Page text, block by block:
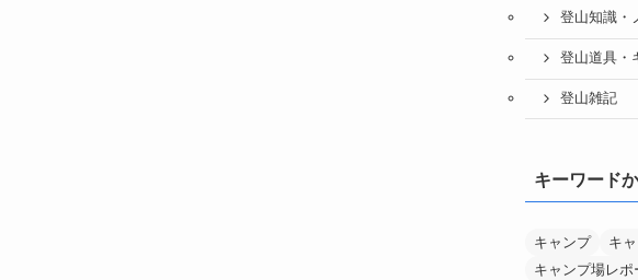
登山知識・
登山道具・
登山雑記
キーワード
キャンプ キ
キャンプ場レポ